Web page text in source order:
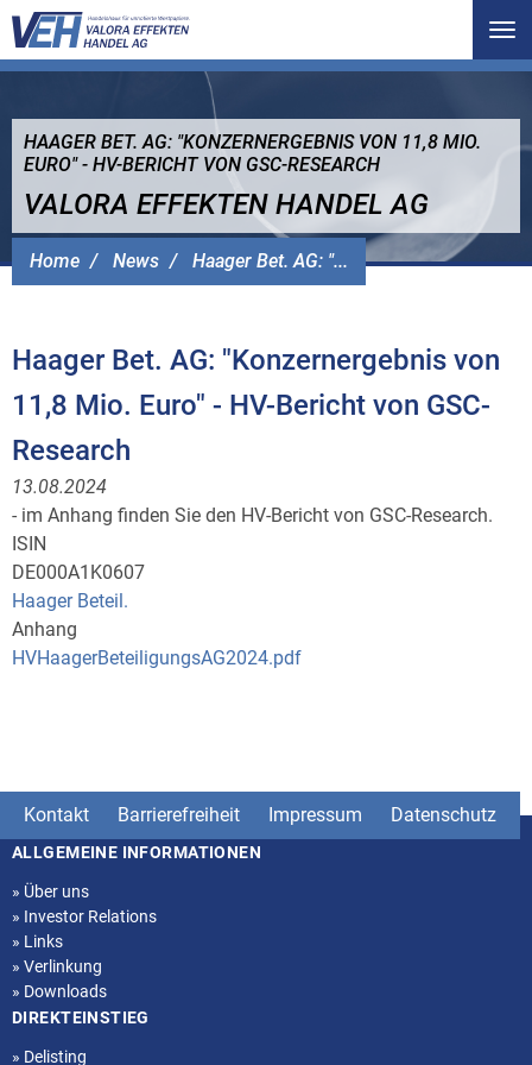
Home News Haager Bet. AG: "...
HAAGER BET. AG: "KONZERNERGEBNIS VON 11,8 MIO.
EURO" - HV-BERICHT VON GSC-RESEARCH
VALORA EFFEKTEN HANDEL AG
Haager Bet. AG: "Konzernergebnis von
11,8 Mio. Euro" - HV-Bericht von GSC-
Research
13.08.2024
- im Anhang finden Sie den HV-Bericht von GSC-Research.
ISIN
DE000A1K0607
Haager Beteil.
Anhang
HVHaagerBeteiligungsAG2024.pdf
Kontakt Barrierefreiheit Impressum Datenschutz
Seitenstruktur
ALLGEMEINE INFORMATIONEN
» Über uns
» Investor Relations
» Links
» Verlinkung
» Downloads
DIREKTEINSTIEG
» Delisting